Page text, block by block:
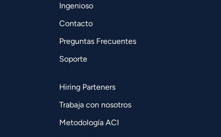
Ingenioso
Contacto
Preguntas Frecuentes
Soporte
Hiring Parteners
Trabaja con nosotros
Metodología ACI